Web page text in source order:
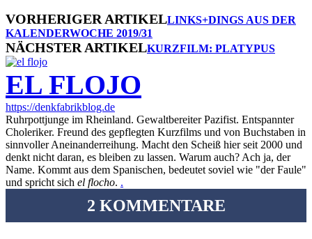
VORHERIGER ARTIKELLINKS+DINGS AUS DER
KALENDERWOCHE 2019/31
NÄCHSTER ARTIKELKURZFILM: PLATYPUS
EL FLOJO
https://denkfabrikblog.de
Ruhrpottjunge im Rheinland. Gewaltbereiter Pazifist. Entspannter
Choleriker. Freund des gepflegten Kurzfilms und von Buchstaben in
sinnvoller Aneinanderreihung. Macht den Scheiß hier seit 2000 und
denkt nicht daran, es bleiben zu lassen. Warum auch? Ach ja, der
Name. Kommt aus dem Spanischen, bedeutet soviel wie "der Faule"
und spricht sich el flocho. .
2 KOMMENTARE